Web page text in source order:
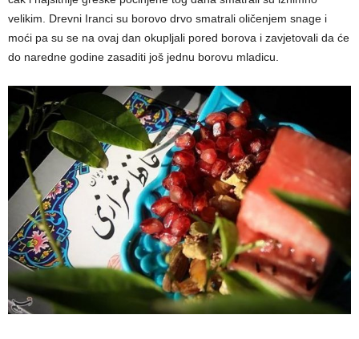
velikim. Drevni Iranci su borovo drvo smatrali oličenjem snage i
moći pa su se na ovaj dan okupljali pored borova i zavjetovali da će
do naredne godine zasaditi još jednu borovu mladicu.